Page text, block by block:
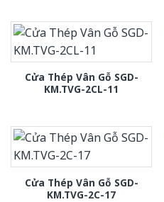
Cửa Thép Vân Gỗ SGD-
KM.TVG-2CL-11
Cửa Thép Vân Gỗ SGD-
KM.TVG-2C-17